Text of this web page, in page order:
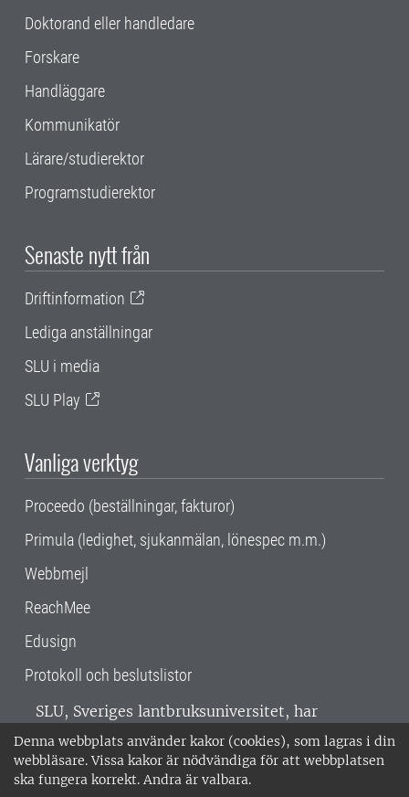
Denna webbplats använder kakor (cookies), som lagras i din
webbläsare. Vissa kakor är nödvändiga för att webbplatsen
ska fungera korrekt. Andra är valbara.
Doktorand eller handledare
Forskare
Handläggare
Kommunikatör
Lärare/studierektor
Programstudierektor
Senaste nytt från
Driftinformation
Lediga anställningar
SLU i media
SLU Play
Vanliga verktyg
Proceedo (beställningar, fakturor)
Primula (ledighet, sjukanmälan, lönespec m.m.)
Webbmejl
ReachMee
Edusign
Protokoll och beslutslistor
SLU, Sveriges lantbruksuniversitet, har
verksamhet över hela Sverige. Huvudorter är
Alnarp, Uppsala och Umeå.SLU är
miljöcertifierat enligt ISO 14001. •